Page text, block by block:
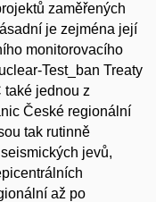
zaměřených
je zejména její
monitorovacího
Test_ban Treaty
také jednou z
České regionální
tak rutinně
jevů,
až po